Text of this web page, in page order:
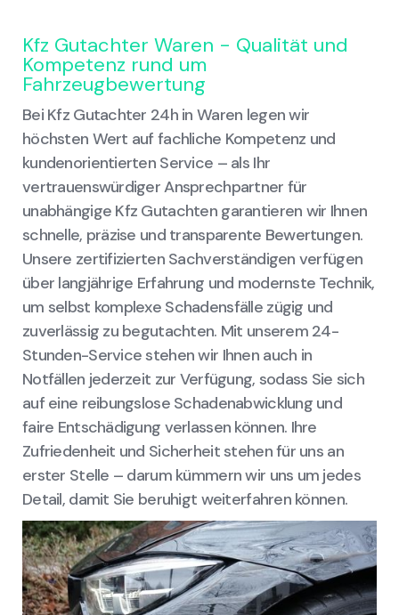
Kfz Gutachter Waren - Qualität und
Kompetenz rund um
Fahrzeugbewertung
Bei Kfz Gutachter 24h in Waren legen wir
höchsten Wert auf fachliche Kompetenz und
kundenorientierten Service – als Ihr
vertrauenswürdiger Ansprechpartner für
unabhängige Kfz Gutachten garantieren wir Ihnen
schnelle, präzise und transparente Bewertungen.
Unsere zertifizierten Sachverständigen verfügen
über langjährige Erfahrung und modernste Technik,
um selbst komplexe Schadensfälle zügig und
zuverlässig zu begutachten. Mit unserem 24-
Stunden-Service stehen wir Ihnen auch in
Notfällen jederzeit zur Verfügung, sodass Sie sich
auf eine reibungslose Schadenabwicklung und
faire Entschädigung verlassen können. Ihre
Zufriedenheit und Sicherheit stehen für uns an
erster Stelle – darum kümmern wir uns um jedes
Detail, damit Sie beruhigt weiterfahren können.